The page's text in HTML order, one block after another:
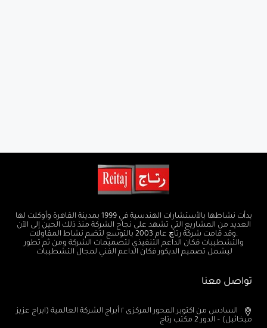
بدأت نشاطها بالأستشارات الهندسية في 1999 بمدينة القاهرة وأوكلت لها
العديد من المشاريع التي تشهد على نجاح الشركة منذ ذلك الحين إلى الآن
.وقد قامت شركة رتاچ عام 2003 بالتوسع لتضم نشاط المقاولات
والتشطيبات فكان الداعم التنفيذي لتصميمات الشركة ومن ثم تطور
ليشمل تصميم الديكور فكان الداعم الفني لمجال التشطيبات
تواصل معنا
السادس من اكتوبر المحور المركزى ٢ أبراج الشركة العالمية (ابراج عزيز
ميخائيل) – الدور 2 مكتب رتاج